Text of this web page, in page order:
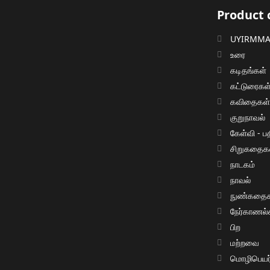
Product
உரை
கடிதங்கள்
கவிதைகள்
குறுநாவல்
கேள்வி -
நாடகம்
நாவல்
பிற
மற்றவை